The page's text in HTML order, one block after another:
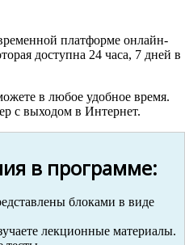
платформе онлайн-
доступна 24 часа, 7 дней в
в любое удобное время.
с выходом в Интернет.
в программе:
блоками в виде
лекционные материалы.